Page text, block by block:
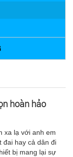
hoàn hảo
xa lạ với anh em
đai hay cả dân đi
bị mang lại sự